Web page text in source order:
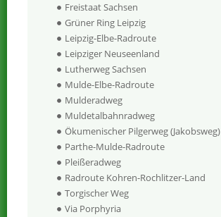
Freistaat Sachsen
Grüner Ring Leipzig
Leipzig-Elbe-Radroute
Leipziger Neuseenland
Lutherweg Sachsen
Mulde-Elbe-Radroute
Mulderadweg
Muldetalbahnradweg
Ökumenischer Pilgerweg (Jakobsweg)
Parthe-Mulde-Radroute
Pleißeradweg
Radroute Kohren-Rochlitzer-Land
Torgischer Weg
Via Porphyria